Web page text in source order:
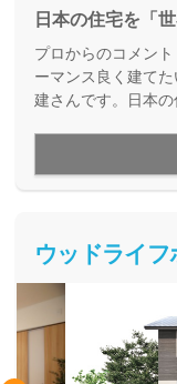
日本の住宅を「
プロからのコメント
ーマンス良く建て
建さんです。日本
ウッドライフ